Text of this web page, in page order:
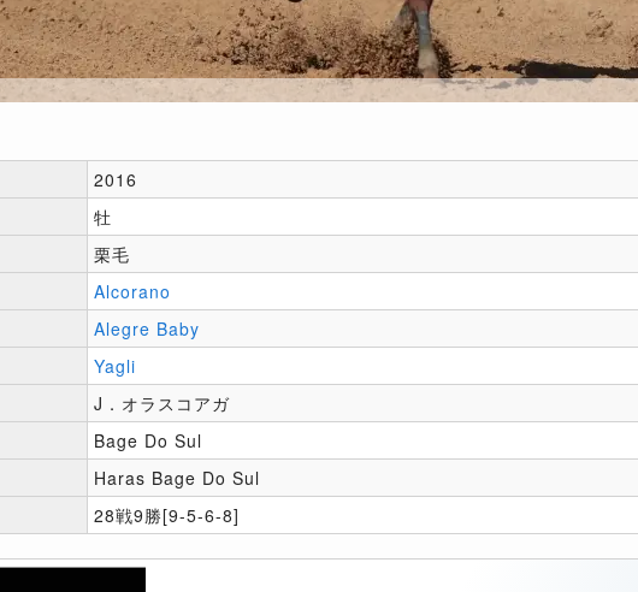
2016
牡
栗毛
Alcorano
Alegre Baby
Yagli
J．オラスコアガ
Bage Do Sul
Haras Bage Do Sul
28戦9勝[9-5-6-8]